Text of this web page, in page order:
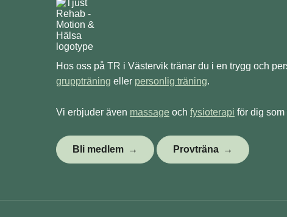
Hos oss på TR i Västervik tränar du i en trygg och
gruppträning eller personlig träning.
Vi erbjuder även massage och fysioterapi för dig
Bli medlem Provträna